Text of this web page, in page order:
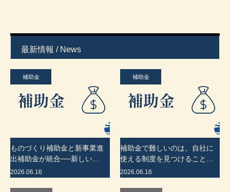
最新情報 / News
補助金
ものづくり補助金と新事業進
出補助金が統合──新しい…
2026.06.16
補助金
補助金で難しいのは、自社に
使える制度を見つけること…
2026.06.16